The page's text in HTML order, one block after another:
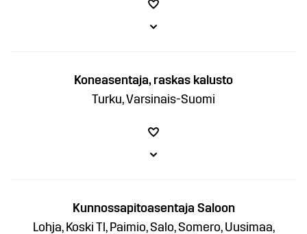
Koneasentaja, raskas kalusto
Turku, Varsinais-Suomi
Kunnossapitoasentaja Saloon
Lohja, Koski Tl, Paimio, Salo, Somero, Uusimaa,